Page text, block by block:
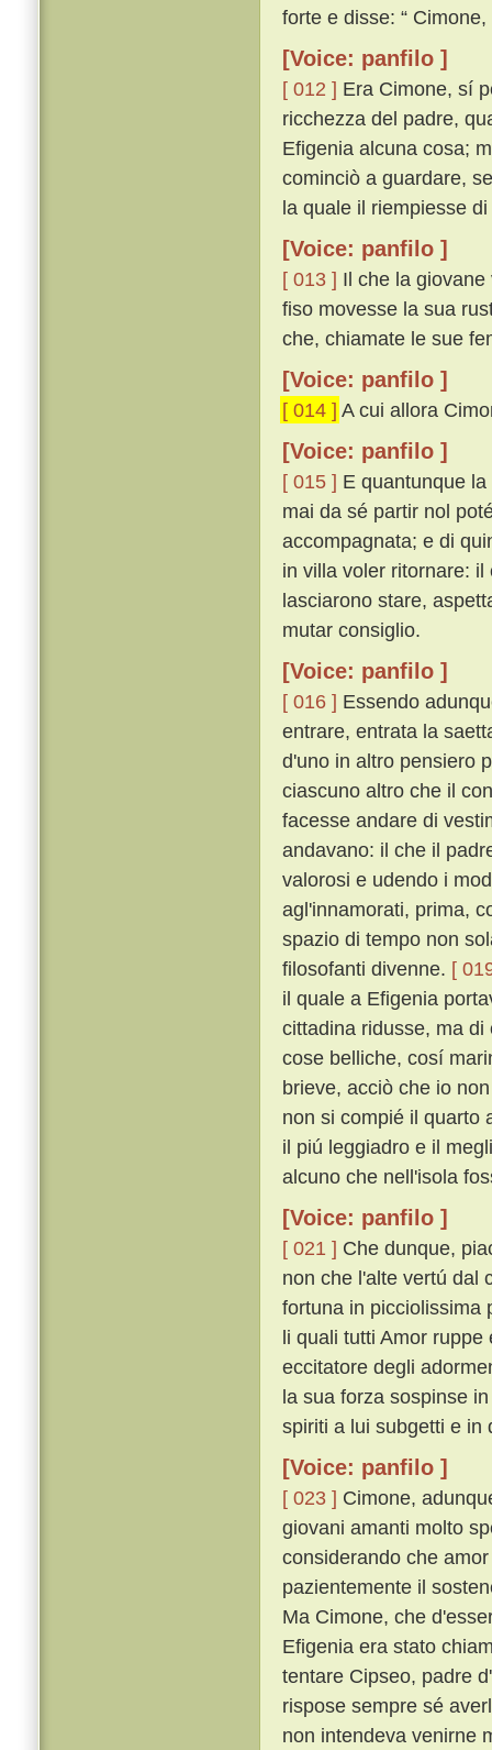
forte e disse: “
[Voice: panfilo ]
[ 012 ] Era Cimone, sí
ricchezza del padre,
Efigenia alcuna cosa;
cominciò a guardare,
la quale il riempiesse
[Voice: panfilo ]
[ 013 ] Il che la
fiso movesse la sua
che, chiamate le sue
[Voice: panfilo ]
[ 014 ] A cui allora
[Voice: panfilo ]
[ 015 ] E quantunque
mai da sé partir nol
accompagnata; e di
in villa voler ritornare:
lasciarono stare,
mutar consiglio.
[Voice: panfilo ]
[ 016 ] Essendo
entrare, entrata la
d'uno in altro pensiero
ciascuno altro che il
facesse andare di
andavano: il che il
valorosi e udendo i
agl'innamorati, prima,
spazio di tempo non
filosofanti divenne. [
il quale a Efigenia
cittadina ridusse, ma
cose belliche, cosí
brieve, acciò che io
non si compié il quarto
il piú leggiadro e il
alcuno che nell'isola
[Voice: panfilo ]
[ 021 ] Che dunque,
non che l'alte vertú dal
fortuna in picciolissima
li quali tutti Amor
eccitatore degli
la sua forza sospinse
spiriti a lui subgetti e in
[Voice: panfilo ]
[ 023 ] Cimone,
giovani amanti molto
considerando che
pazientemente il
Ma Cimone, che
Efigenia era stato
tentare Cipseo, padre
rispose sempre sé
non intendeva venirne